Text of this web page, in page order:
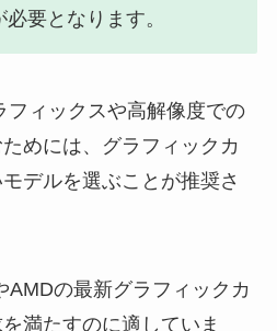
要となります。
フィックスや高解像度での
めには、グラフィックカ
デルを選ぶことが推奨さ
AMDの最新グラフィックカ
満たすのに適していま